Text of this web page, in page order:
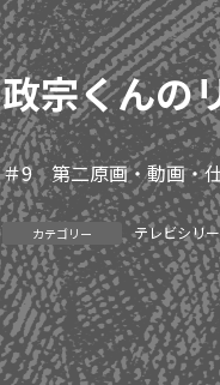
政宗くんの
＃9 第二原画・動画・
カテゴリー テレビシリ